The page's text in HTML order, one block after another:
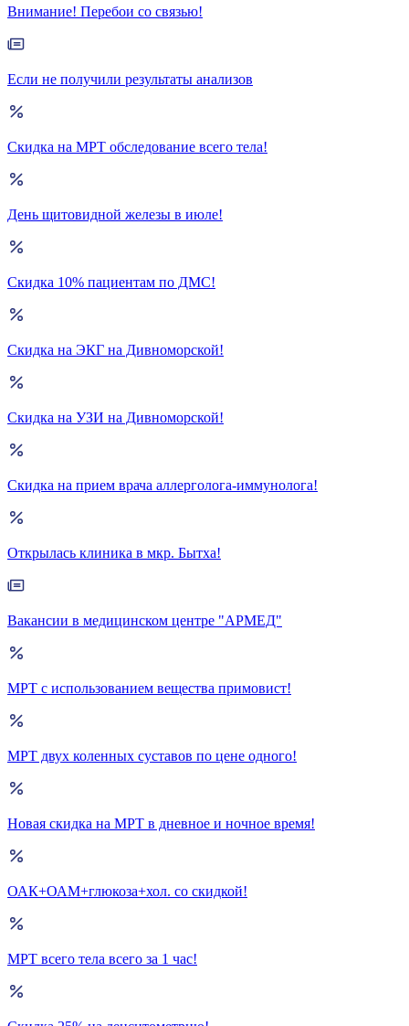
Внимание! Перебои со связью!
Если не получили результаты анализов
Скидка на МРТ обследование всего тела!
День щитовидной железы в июле!
Скидка 10% пациентам по ДМС!
Скидка на ЭКГ на Дивноморской!
Скидка на УЗИ на Дивноморской!
Скидка на прием врача аллерголога-иммунолога!
Открылась клиника в мкр. Бытха!
Вакансии в медицинском центре "АРМЕД"
МРТ с использованием вещества примовист!
МРТ двух коленных суставов по цене одного!
Новая скидка на МРТ в дневное и ночное время!
ОАК+ОАМ+глюкоза+хол. со скидкой!
МРТ всего тела всего за 1 час!